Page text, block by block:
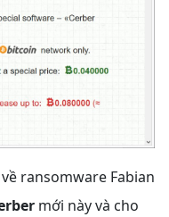
ransomware Fabian
mới này và cho